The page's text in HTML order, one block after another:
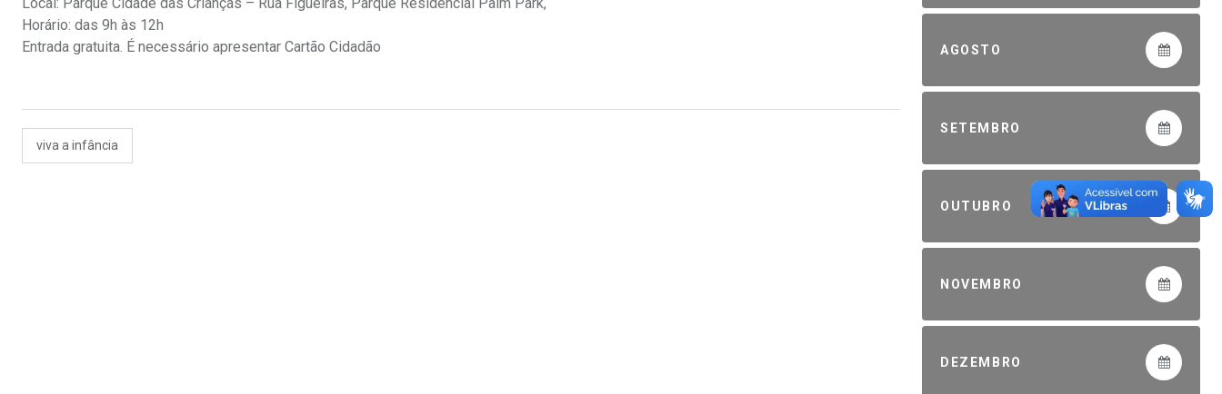
Horário: das 9h às 12h
Entrada gratuita. É necessário apresentar Cartão Cidadão
viva a infância
AGOSTO
SETEMBRO
OUTUBRO
NOVEMBRO
DEZEMBRO